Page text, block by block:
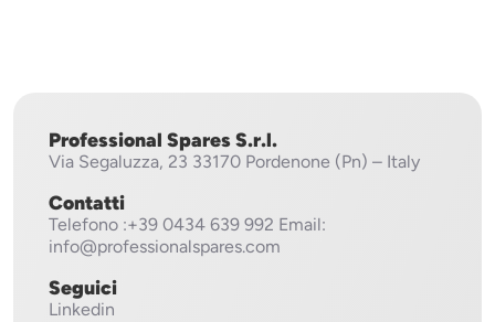
Professional Spares S.r.l.
Via Segaluzza, 23 33170 Pordenone (Pn) – Italy
Contatti
Telefono :+39 0434 639 992 Email:
info@professionalspares.com
Seguici
Linkedin